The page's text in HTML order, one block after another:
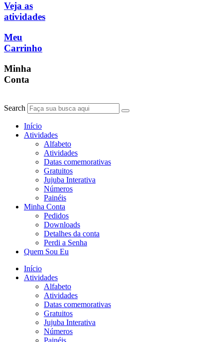
Veja as
atividades
Meu
Carrinho
Minha
Conta
Search
Início
Atividades
Alfabeto
Atividades
Datas comemorativas
Gratuitos
Jujuba Interativa
Números
Painéis
Minha Conta
Pedidos
Downloads
Detalhes da conta
Perdi a Senha
Quem Sou Eu
Início
Atividades
Alfabeto
Atividades
Datas comemorativas
Gratuitos
Jujuba Interativa
Números